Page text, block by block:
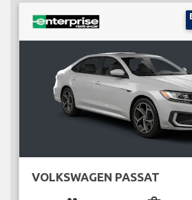
VOLKSWAGEN PASSAT